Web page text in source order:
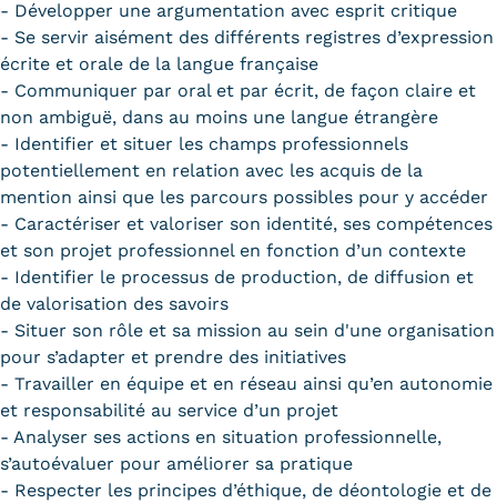
- Développer une argumentation avec esprit critique
- Se servir aisément des différents registres d’expression
écrite et orale de la langue française
- Communiquer par oral et par écrit, de façon claire et
non ambiguë, dans au moins une langue étrangère
- Identifier et situer les champs professionnels
potentiellement en relation avec les acquis de la
mention ainsi que les parcours possibles pour y accéder
- Caractériser et valoriser son identité, ses compétences
et son projet professionnel en fonction d’un contexte
- Identifier le processus de production, de diffusion et
de valorisation des savoirs
- Situer son rôle et sa mission au sein d'une organisation
pour s’adapter et prendre des initiatives
- Travailler en équipe et en réseau ainsi qu’en autonomie
et responsabilité au service d’un projet
- Analyser ses actions en situation professionnelle,
s’autoévaluer pour améliorer sa pratique
- Respecter les principes d’éthique, de déontologie et de